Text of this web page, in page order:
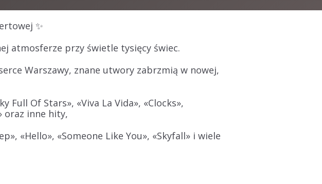
✨
atmosferze przy świetle tysięcy świec.
Warszawy, znane utwory zabrzmią w nowej,
Full Of Stars», «Viva La Vida», «Clocks»,
oraz inne hity,
«Hello», «Someone Like You», «Skyfall» i wiele